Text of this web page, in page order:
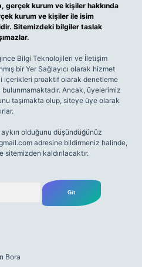
gerçek kurum ve kişiler hakkında
kurum ve kişiler ile isim
Sitemizdeki bilgiler taslak
Bilgi Teknolojileri ve İletişim
bir Yer Sağlayıcı olarak hizmet
içerikleri proaktif olarak denetleme
Ancak, üyelerimiz
taşımakta olup, siteye üye olarak
olduğunu düşündüğünüz
adresine bildirmeniz halinde,
kaldırılacaktır.
Bora